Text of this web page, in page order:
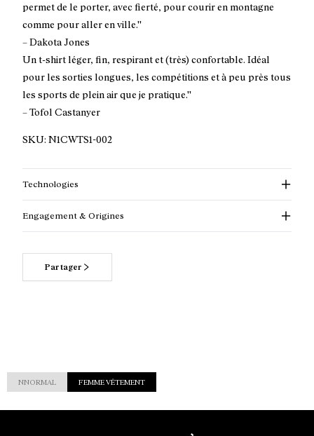
permet de le porter, avec fierté, pour courir en montagne
comme pour aller en ville.''
– Dakota Jones
Un t-shirt léger, fin, respirant et (très) confortable. Idéal
pour les sorties longues, les compétitions et à peu près tous
les sports de plein air que je pratique.''
– Tofol Castanyer
SKU: N1CWTS1-002
Technologies
Engagement & Origines
Pour en savoir plus sur nos engagements
Partager
NNORMAL FEMME VÊTEMENT